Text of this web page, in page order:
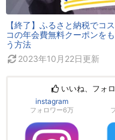
【終了】ふるさと納税でコ
コの年会費無料クーポンを
う方法
2023年10月22日更新
いいね、フォ
instagram
フォロワー6万